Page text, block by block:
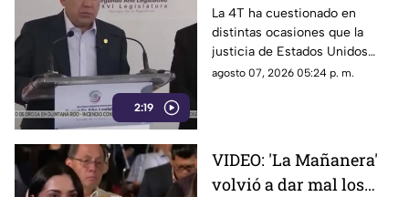
2:19
sigue cuestionando los
señalamientos de
E.E.U.U contra
narc0polít1c0s como
La 4T ha cuestionado en
distintas ocasiones que la
justicia de Estados Unidos
proceda contra presuntos
Rocha Moya, Enrique Inzunza y
otros funcionarios morenistas.
agosto 07, 2026 05:24 p. m.
VIDEO: 'La Mañanera'
volvió a dar mal los